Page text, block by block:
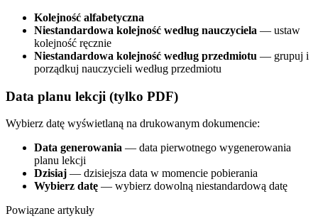
Kolejność alfabetyczna
Niestandardowa kolejność według nauczyciela — ustaw
kolejność ręcznie
Niestandardowa kolejność według przedmiotu — grupuj i
porządkuj nauczycieli według przedmiotu
Data planu lekcji (tylko PDF)
Wybierz datę wyświetlaną na drukowanym dokumencie:
Data generowania — data pierwotnego wygenerowania
planu lekcji
Dzisiaj — dzisiejsza data w momencie pobierania
Wybierz datę — wybierz dowolną niestandardową datę
Powiązane artykuły